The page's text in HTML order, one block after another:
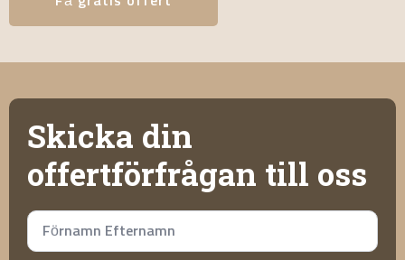
Skicka din
offertförfrågan till oss
Namn